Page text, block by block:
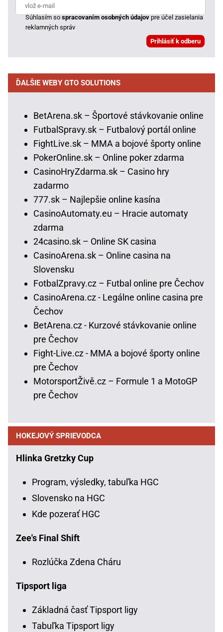
Súhlasím sospracovaním osobných údajovpre účel zasielania
reklamných správ
ĎALŠIE WEBY GTO SOLUTIONS
BetArena.sk – Športové stávkovanie online
FutbalSpravy.sk – Futbalový portál online
FightLive.sk – MMA a bojové športy online
PokerOnline.sk – Online poker zdarma
CasinoHryZdarma.sk – Casino hry
zadarmo
777.sk – Najlepšie online kasína
CasinoAutomaty.eu – Hracie automaty
zdarma
24casino.sk – Online SK casina
CasinoArena.sk – Online casina na
Slovensku
FotbalZpravy.cz – Futbal online pre Čechov
CasinoArena.cz - Legálne online casina pre
Čechov
BetArena.cz - Kurzové stávkovanie online
pre Čechov
Fight-Live.cz - MMA a bojové športy online
pre Čechov
MotorsportŽivě.cz – Formule 1 a MotoGP
pre Čechov
HOKEJOVÝ SPRIEVODCA
Hlinka Gretzky Cup
Program, výsledky, tabuľka HGC
Slovensko na HGC
Kde pozerať HGC
Zee's Final Shift
Rozlúčka Zdena Cháru
Tipsport liga
Základná časť Tipsport ligy
Tabuľka Tipsport ligy